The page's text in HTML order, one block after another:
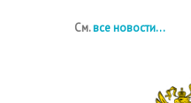
См.все новости...